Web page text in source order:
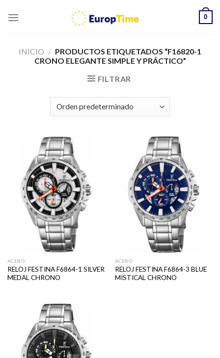
0
INICIO / PRODUCTOS ETIQUETADOS “F16820-1
CRONO ELEGANTE SIMPLE Y PRÁCTICO”
FILTRAR
ACERO
RELOJ FESTINA F6864-1 SILVER
MEDAL CHRONO
ACERO
RELOJ FESTINA F6864-3 BLUE
MISTICAL CHRONO